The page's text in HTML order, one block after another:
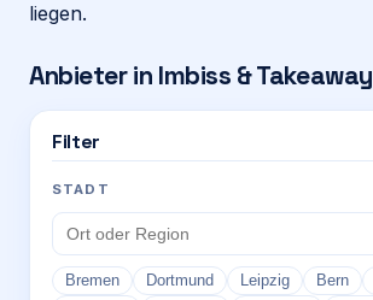
liegen.
Anbieter in Imbiss & Takeaway
Filter
STADT
Bremen Dortmund Leipzig Bern